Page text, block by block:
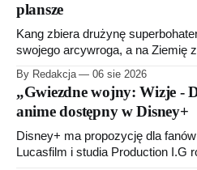
plansze
Kang zbiera drużynę
swojego arcywroga, a na Ziemię
serii Avengers autorstwa Jeda
sierpnia. Rzućcie okiem na
By Redakcja 06 sie 2026
„Gwiezdne wojny: Wizje -
anime dostępny w Disney+
Disney+ ma propozycję dla
Lucasfilm i studia Production I.G